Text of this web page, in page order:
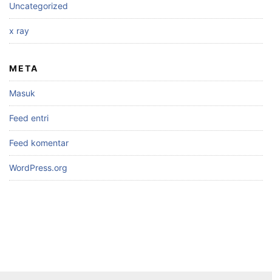
Uncategorized
x ray
META
Masuk
Feed entri
Feed komentar
WordPress.org